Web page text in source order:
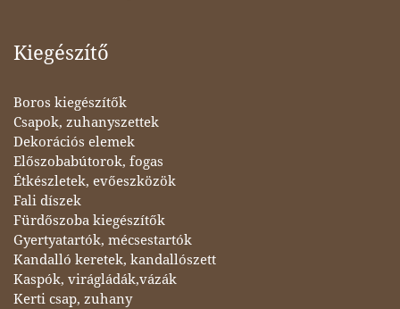
Kiegészítő
Boros kiegészítők
Csapok, zuhanyszettek
Dekorációs elemek
Előszobabútorok, fogas
Étkészletek, evőeszközök
Fali díszek
Fürdőszoba kiegészítők
Gyertyatartók, mécsestartók
Kandalló keretek, kandallószett
Kaspók, virágládák,vázák
Kerti csap, zuhany